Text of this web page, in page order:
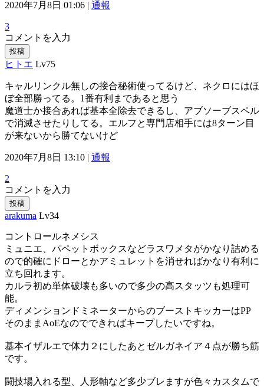
2020年7月8日 01:06 | 通報
3
コメントを入力
投稿
ヒトエ Lv75
キャルリンクル無しの接合秘術使ってるけど、ネクロにはほ
ぼ全部勝ってる。1番有利まであると思う
魔道士か接合あれば基本全除去できるし、アブソーブスペル
で消滅させたりしてる。エルフと専門店相手には8ターン目
が来ないから勝てないけど
2020年7月8日 13:10 | 通報
2
コメントを入力
投稿
arakuma Lv34
コントロールネメシス
ミュニエ、パペットボックスなどラスワメタがかなり詰める
ので的確にドローとかアミュレットを消せればかなり有利に
立ち回れます。
カルラ初め単体破壊も多いので多少の高スタッツも処理可
能。
ディメンションドミネーターからのブーストキッカーはPP
そのままAoEなのでできればキープしたいですね。
基本イザルエで体力２にしたあとゼルガネイア４点が勝ち筋
です。
闘技場入れる型、人形軸など多少ブレますが色々カスタムで